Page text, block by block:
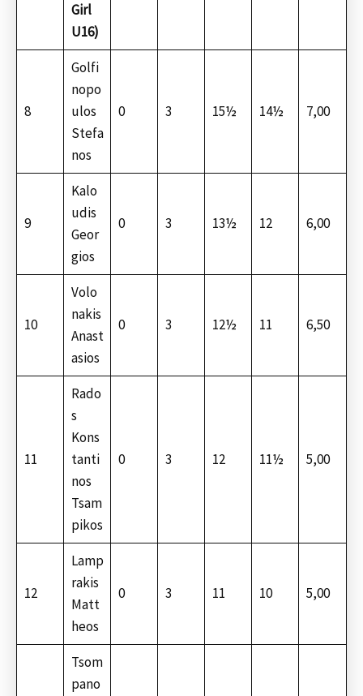
Girl
U16)
8
Golfi
nopo
ulos
Stefa
nos
0 3 15½ 14½ 7,00
9
Kalo
udis
Geor
gios
0 3 13½ 12 6,00
10
Volo
nakis
Anast
asios
0 3 12½ 11 6,50
11
Rado
s
Kons
tanti
nos
Tsam
pikos
0 3 12 11½ 5,00
12
Lamp
rakis
Matt
heos
0 3 11 10 5,00
Tsom
pano